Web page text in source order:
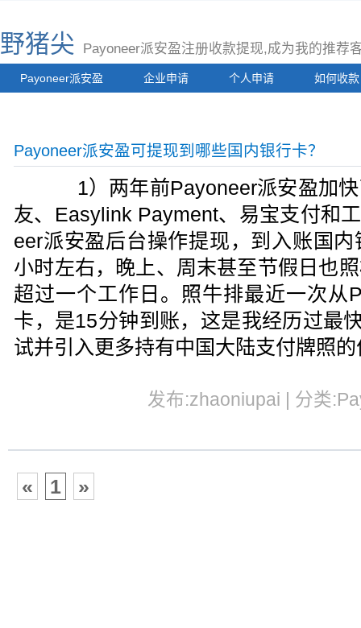
野猪尖 Payoneer派安盈注册收款提现,成为我的推荐
Payoneer派安盈 企业申请 个人申请 如何收款
Payoneer派安盈可提现到哪些国内银行卡？
1） 两年前Payoneer派安盈加
友、Easylink Payment、 易宝支付和
eer派安盈后台操作提现，到入账国
小时左右，晚上、周末甚至节假日也
超过一个工作日。照牛排最近一次从
卡，是15分钟到账，这是我经历过最
试并引入更多持有中国大陆支付牌照
发布:zhaoniupai | 分类
« 1 »